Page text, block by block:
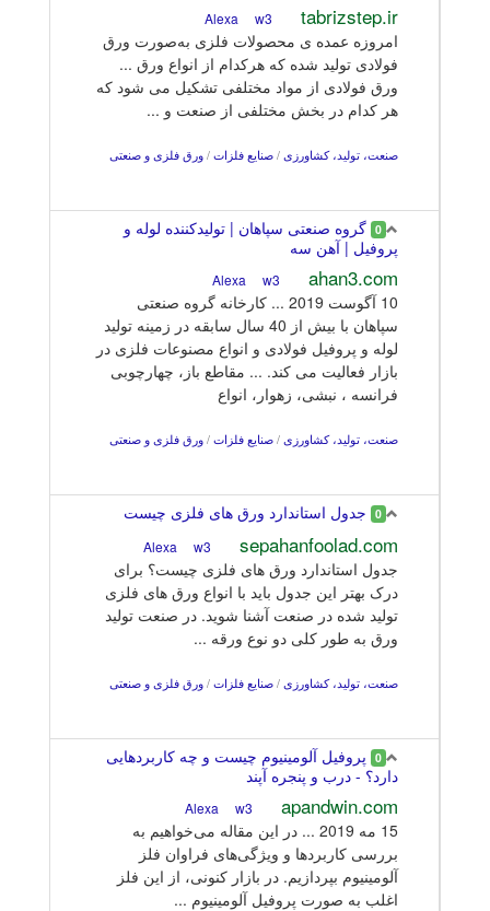
tabrizstep.ir
w3
امروزه عمده ی محصولات فلزی به‌صورت ورق
فولادی تولید شده که هرکدام از انواع ورق‌ ...
ورق‌ فولادی از مواد مختلفی تشکیل می شود که
هر کدام در بخش مختلفی از صنعت و ...
صنعت، تولید، کشاورزی / صنایع فلزات / ورق فلزی و صنعتی
0 گروه صنعتی سپاهان | تولیدکننده لوله و
پروفیل | آهن سه
ahan3.com
w3
10 آگوست 2019 ... کارخانه گروه صنعتی
سپاهان با بیش از 40 سال سابقه در زمینه تولید
لوله و پروفیل فولادی و انواع مصنوعات فلزی در
بازار فعالیت می کند. ... مقاطع باز، چهارچوبی
فرانسه ، نبشی، زهوار، انواع
صنعت، تولید، کشاورزی / صنایع فلزات / ورق فلزی و صنعتی
0 جدول استاندارد ورق های فلزی چیست
sepahanfoolad.com
w3
جدول استاندارد ورق های فلزی چیست؟ برای
درک بهتر این جدول باید با انواع ورق های فلزی
تولید شده در صنعت آشنا شوید. در صنعت تولید
ورق به طور کلی دو نوع ورقه ...
صنعت، تولید، کشاورزی / صنایع فلزات / ورق فلزی و صنعتی
0 پروفیل آلومینیوم چیست و چه کاربردهایی
دارد؟ - درب و پنجره آپند
apandwin.com
w3
15 مه 2019 ... در این مقاله می‌خواهیم به
بررسی کاربردها و ویژگی‌های فراوان فلز
آلومینیوم بپردازیم. در بازار کنونی، از این فلز
اغلب به صورت پروفیل آلومینیوم ...